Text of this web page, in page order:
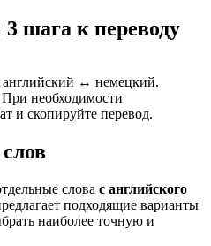
шага к переводу
английский ↔ немецкий.
необходимости
и скопируйте перевод.
слова с английского
подходящие варианты
наиболее точную и